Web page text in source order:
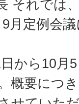
それでは
月定例会
から10月
概要につ